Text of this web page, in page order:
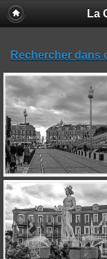
La
Rechercher dans